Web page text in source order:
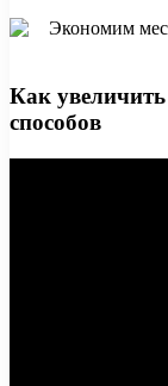
Как
способов